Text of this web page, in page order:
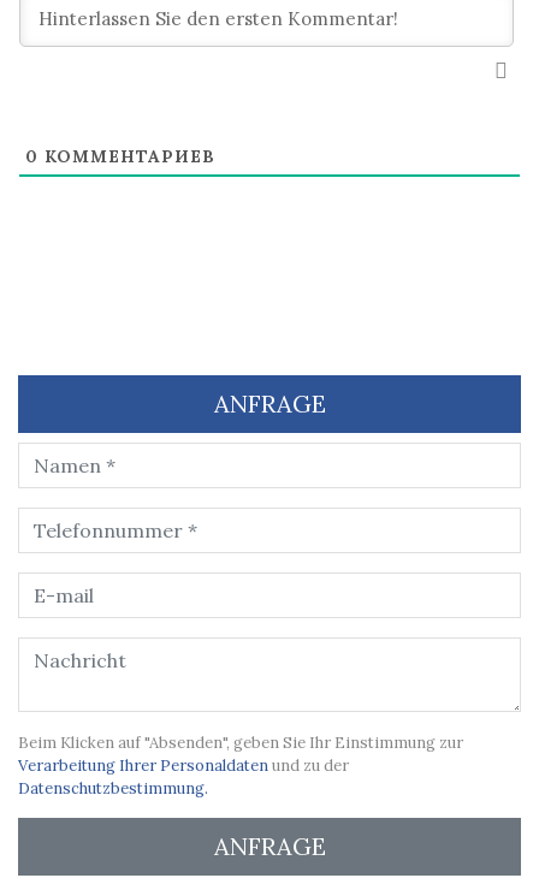
0 КОММЕНТАРИЕВ
ANFRAGE
Beim Klicken auf "Absenden", geben Sie Ihr Einstimmung zur
Verarbeitung Ihrer Personaldatenund zu der
Datenschutzbestimmung.
ANFRAGE